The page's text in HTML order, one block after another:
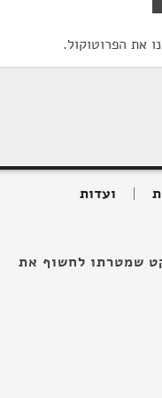
את הפרוטוקול.
ועדות
שמטרתו לחשוף את